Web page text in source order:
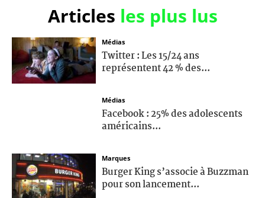
Articles les plus lus
Médias
Twitter : Les 15/24 ans
représentent 42 % des...
Médias
Facebook : 25% des adolescents
américains...
Marques
Burger King s’associe à Buzzman
pour son lancement...